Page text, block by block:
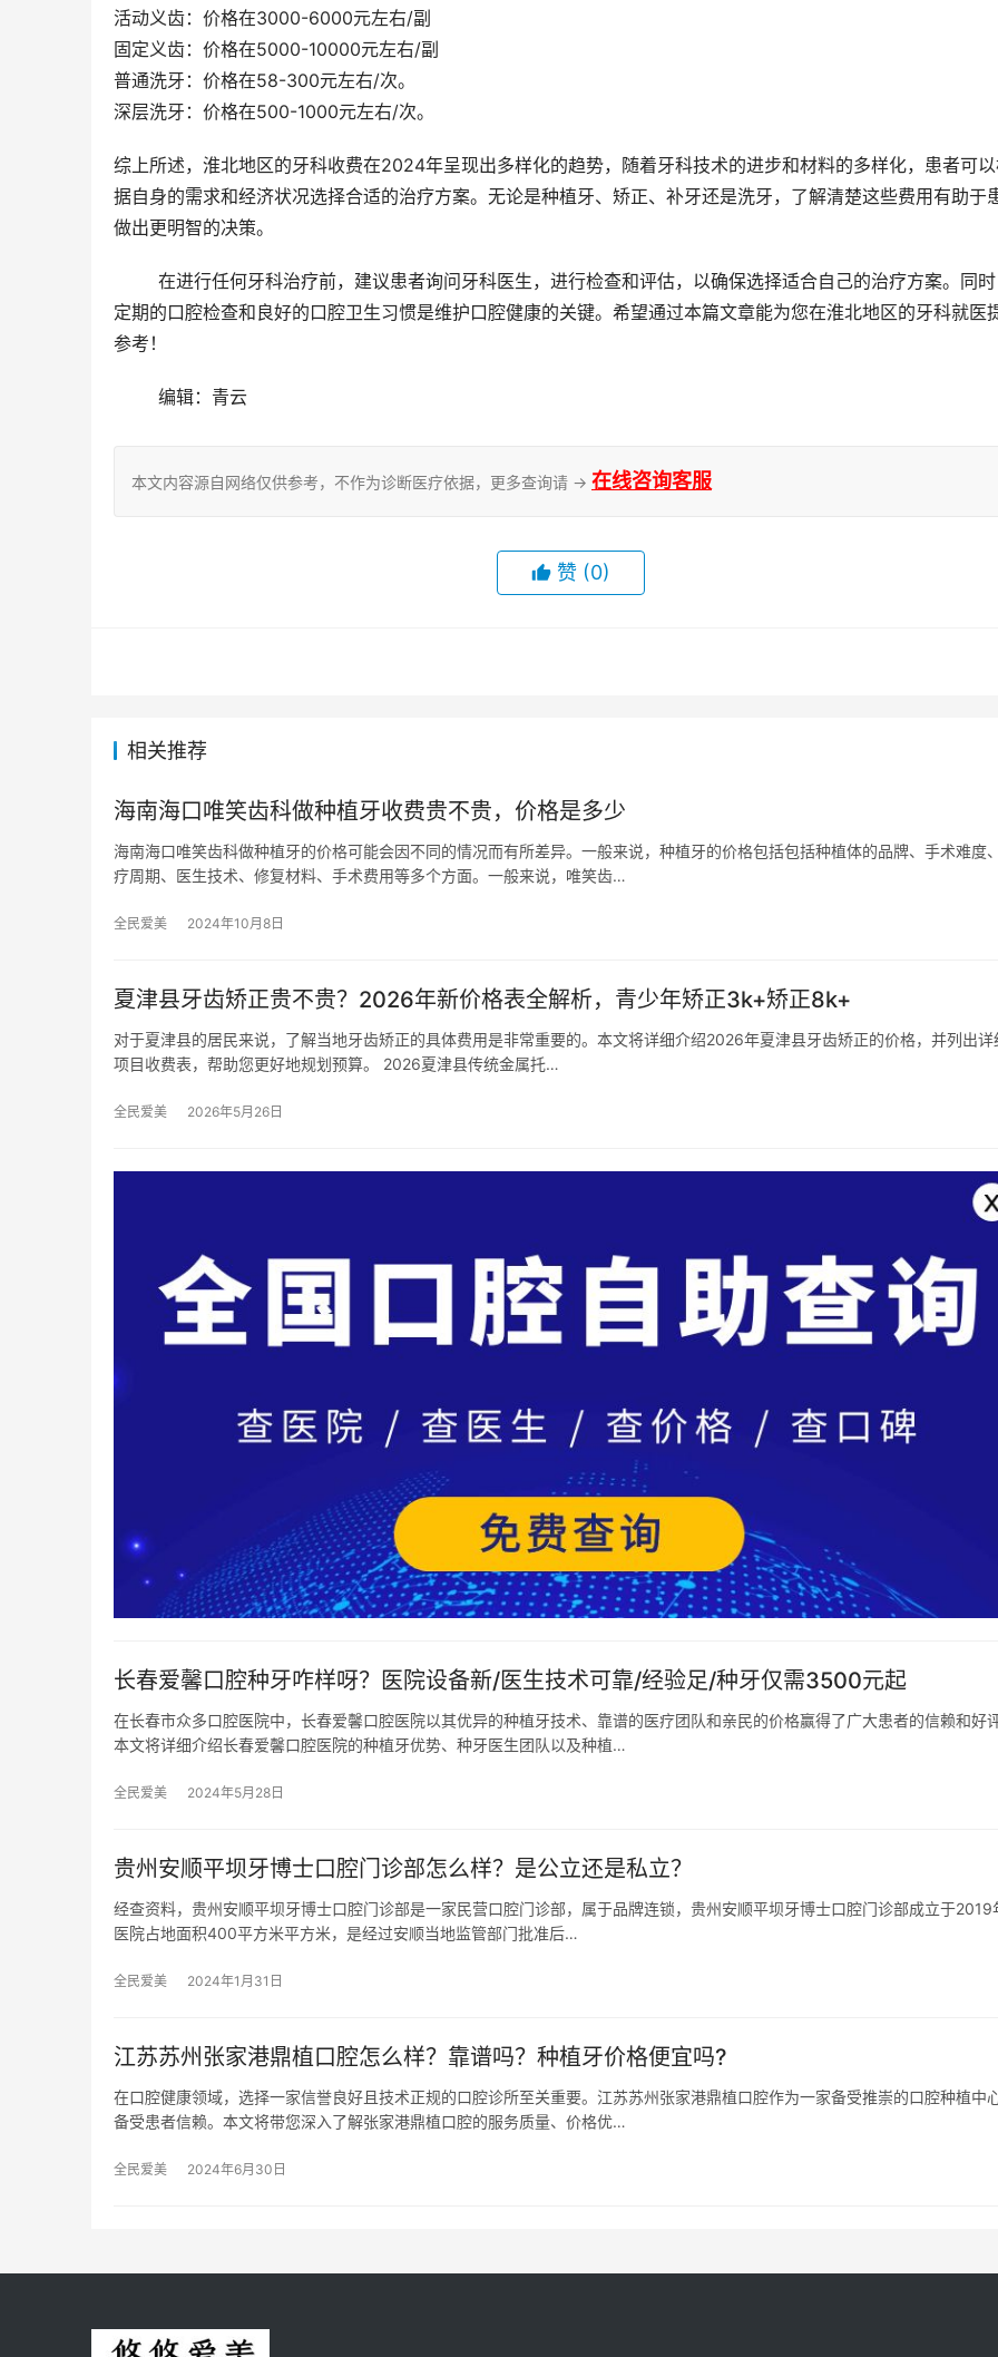
活动义齿：价格在3000-6000元左右/副
固定义齿：价格在5000-10000元左右/副
普通洗牙：价格在58-300元左右/次。
深层洗牙：价格在500-1000元左右/次。
综上所述，淮北地区的牙科收费在2024年呈现出多样化的趋势，随着牙科技术的进步和材料的多样化，患者可
据自身的需求和经济状况选择合适的治疗方案。无论是种植牙、矫正、补牙还是洗牙，了解清楚这些费用有助于
做出更明智的决策。
定期的口腔检查和良好的口腔卫生习惯是维护口腔健康的关键。希望通过本篇文章能为您在淮北地区的牙科就医
参考！
	编辑：青云
本文内容源自网络仅供参考，不作为诊断医疗依据，更多查询请 → 在线咨询客服
赞 (0)
相关推荐
海南海口唯笑齿科做种植牙收费贵不贵，价格是多少
海南海口唯笑齿科做种植牙的价格可能会因不同的情况而有所差异。一般来说，种植牙的价格包括包括种植体的品牌、手术难度
疗周期、医生技术、修复材料、手术费用等多个方面。一般来说，唯笑齿…
全民爱美 2024年10月8日
夏津县牙齿矫正贵不贵？2026年新价格表全解析，青少年矫正3k+矫正8k+
对于夏津县的居民来说，了解当地牙齿矫正的具体费用是非常重要的。本文将详细介绍2026年夏津县牙齿矫正的价格，并列出详
项目收费表，帮助您更好地规划预算。 2026夏津县传统金属托…
全民爱美 2026年5月26日
长春爱馨口腔种牙咋样呀？医院设备新/医生技术可靠/经验足/种牙仅需3500元起
在长春市众多口腔医院中，长春爱馨口腔医院以其优异的种植牙技术、靠谱的医疗团队和亲民的价格赢得了广大患者的信赖和好
本文将详细介绍长春爱馨口腔医院的种植牙优势、种牙医生团队以及种植…
全民爱美 2024年5月28日
贵州安顺平坝牙博士口腔门诊部怎么样？是公立还是私立？
经查资料，贵州安顺平坝牙博士口腔门诊部是一家民营口腔门诊部，属于品牌连锁，贵州安顺平坝牙博士口腔门诊部成立于2019
医院占地面积400平方米平方米，是经过安顺当地监管部门批准后…
全民爱美 2024年1月31日
江苏苏州张家港鼎植口腔怎么样？靠谱吗？种植牙价格便宜吗?
在口腔健康领域，选择一家信誉良好且技术正规的口腔诊所至关重要。江苏苏州张家港鼎植口腔作为一家备受推崇的口腔种植中
备受患者信赖。本文将带您深入了解张家港鼎植口腔的服务质量、价格优…
全民爱美 2024年6月30日